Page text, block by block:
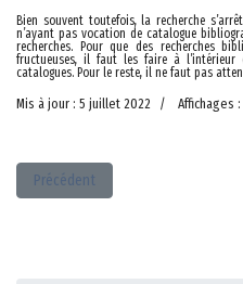
Bien souvent toutefois, la recherche
n’ayant pas vocation de catalogue
recherches. Pour que des recherches
fructueuses, il faut les faire à l’intérieur
catalogues. Pour le reste, il ne faut pas
Mis à jour : 5 juillet 2022 Affichages :
Article précédent : Promoteur
Précédent